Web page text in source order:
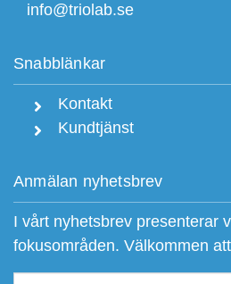
info@triolab.se
Snabblänkar
Kontakt
Kundtjänst
Anmälan nyhetsbrev
I vårt nyhetsbrev presenterar
fokusområden. Välkommen